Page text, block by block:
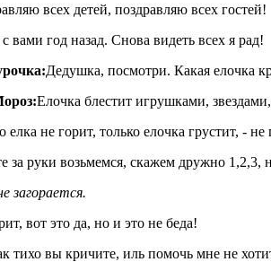
всех детей, поздравляю всех гостей!
вами год назад. Снова видеть всех я рад!
Дедушка, посмотри. Какая елочка
Елочка блестит игрушками,
елка не горит, только елочка грустит, - не
за руки возьмемся, скажем дружно 1,2,3,
загорается.
вот это да, но и это не беда!
тихо вы кричите, иль помочь мне не